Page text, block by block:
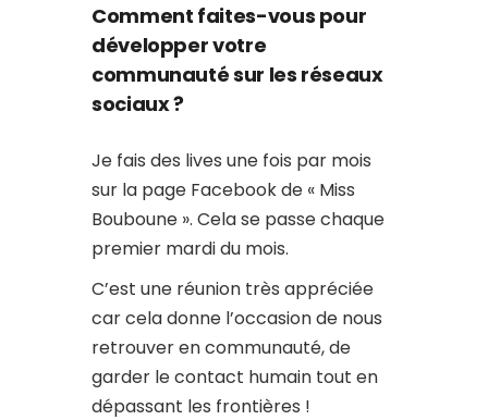
Comment faites-vous pour
développer votre
communauté sur les réseaux
sociaux ?
Je fais des lives une fois par mois
sur la page Facebook de « Miss
Bouboune ». Cela se passe chaque
premier mardi du mois.
C’est une réunion très appréciée
car cela donne l’occasion de nous
retrouver en communauté, de
garder le contact humain tout en
dépassant les frontières !